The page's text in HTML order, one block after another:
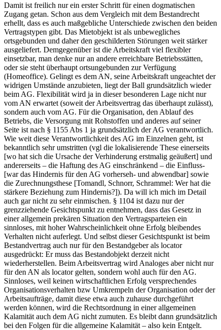
Damit ist freilich nur ein ersterSchritt für einen dogmatischen
Zugang getan. Schon aus dem Vergleich mit dem Bestandrecht
erhellt, dass es auch maßgebliche Unterschiede zwischen den beiden
Vertragstypen gibt. Das Mietobjekt ist als unbewegliches
ortsgebunden und daher den geschilderten Störungen weit stärker
ausgeliefert. Demgegenüber ist die Arbeitskraft viel flexibler
einsetzbar, man denke nur an andere erreichbare Betriebsstätten,
oder sie steht überhaupt ortsungebunden zur Verfügung
(Homeoffice). Gelingt es dem AN, seine Arbeitskraft ungeachtet der
widrigen Umstände anzubieten, liegt der Ball grundsätzlich wieder
beim AG. Flexibilität wird ja in dieser besonderen Lage nicht nur
vom AN erwartet (soweit der Arbeitsvertrag das überhaupt zulässt),
sondern auch vom AG. Für die Organisation, den Ablauf des
Betriebs, die Versorgung mit Rohstoffen und anderes aufseiner
Seite ist nach § 1155 Abs 1 ja grundsätzlich der AG verantwortlich.
Wie weit diese Verantwortlichkeit des AG im Einzelnen geht, ist
bekanntlich sehr umstritten (vgl die lokalisierende These einerseits
[wo hat sich die Ursache der Verhinderung erstmalig geäußert] und
andererseits – die Haftung des AG einschränkend – die Einfluss-
[war das Hindernis für den AG vorherseh- und abwendbar] sowie
die Zurechnungsthese [Tomandl, Schnorr, Schrammel: Wer hat die
stärkere Beziehung zum Hindernis?]). Da will ich mich im Detail
auch gar nicht zu sehr einmischen. § 1104 ist dazu nur der
grenzziehende Gesichtspunkt zu entnehmen, dass das Gesetz in
einer allgemein prekären Situation den Vertragsparteien ein
sinnloses, mit hoher Wahrscheinlichkeit ohne Erfolg bleibendes
Verhalten nicht auferlegt. Und selbst dieser Gesichtspunkt ist beim
Bestandvertrag auch nur für den Bestandgeberals locator
ausgedrückt: Er muss das Bestandobjekt derzeit nicht
wiederherstellen. Beim Arbeitsvertrag wird Analoges aber nicht nur
für den AN als locator gelten, sondern wohl auch für den AG.
Sinnloses, weil keinen wirtschaftlichen Erfolg versprechendes
Organisationsverhalten bzw Umkrempeln der Organisation oder der
Arbeitsaufträge, damit diese etwa auch zuhause durchgeführt
werden können, wird die Rechtsordnung in einer allgemeinen
Kalamität auch dem AG nicht zumuten. Es bleibt dann grundsätzlich
bei den Folgen für die allgemeine Kalamität – also kein Entgelt.